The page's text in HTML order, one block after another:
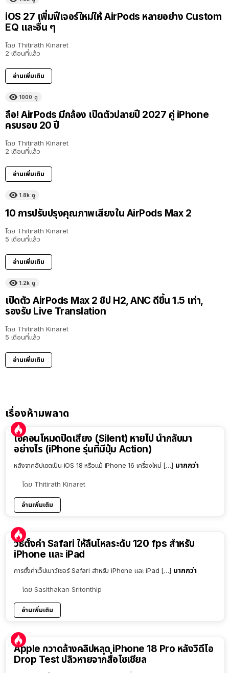
iOS 27 เพิ่มฟีเจอร์ใหม่ให้ AirPods หลายอย่าง Custom
EQ และอื่น ๆ
โดย Thitirath Kinaret
2 เดือนที่แล้ว
อ่านเพิ่มเติม
1000 ดู
ลือ! AirPods มีกล้อง เปิดตัวปลายปี 2027 คู่ iPhone
ครบรอบ 20 ปี
โดย Thitirath Kinaret
2 เดือนที่แล้ว
อ่านเพิ่มเติม
1.8k ดู
10 การปรับปรุงคุณภาพเสียงใน AirPods Max 2
โดย Thitirath Kinaret
5 เดือนที่แล้ว
อ่านเพิ่มเติม
1.2k ดู
เปิดตัว AirPods Max 2 ชิป H2, ANC ดีขึ้น 1.5 เท่า,
รองรับ Live Translation
โดย Thitirath Kinaret
5 เดือนที่แล้ว
อ่านเพิ่มเติม
เรื่องห้ามพลาด
ไอคอนโหมดปิดเสียง (Silent) หายไป นำกลับมา
อย่างไร (iPhone รุ่นที่มีปุ่ม Action)
หลังจากอัปเดตเป็น iOS 18 หรือแม้ iPhone 16 เครื่องใหม่ […] มากกว่า
โดย Thitirath Kinaret
อ่านเพิ่มเติม
วิธีตั้งค่า Safari ให้ลื่นไหลระดับ 120 fps สำหรับ
iPhone และ iPad
การตั้งค่าเว็ปเบาว์เซอร์ Safari สำหรับ iPhone และ iPad […] มากกว่า
โดย Sasithakan Sritonthip
อ่านเพิ่มเติม
Apple กวาดล้างคลิปหลุด iPhone 18 Pro หลังวิดีโอ
Drop Test ปลิวหายจากสื่อโซเชียล